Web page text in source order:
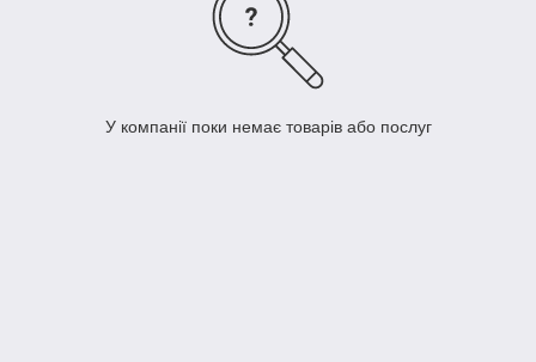
У компанії поки немає товарів або послуг